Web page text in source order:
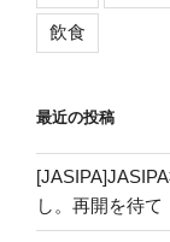
飲食
最近の投稿
し。再開を待て